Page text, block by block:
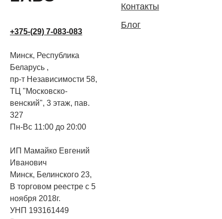
+375-(29) 7-083-083
Минск, Республика
Беларусь ,
пр-т Независимости 58,
ТЦ "Московско-
венский", 3 этаж, пав.
327
Пн-Вс 11:00 до 20:00
ИП Мамайко Евгений
Иванович
Минск, Белинского 23,
В торговом реестре с 5
ноября 2018г.
УНП 193161449
Контакты
Блог